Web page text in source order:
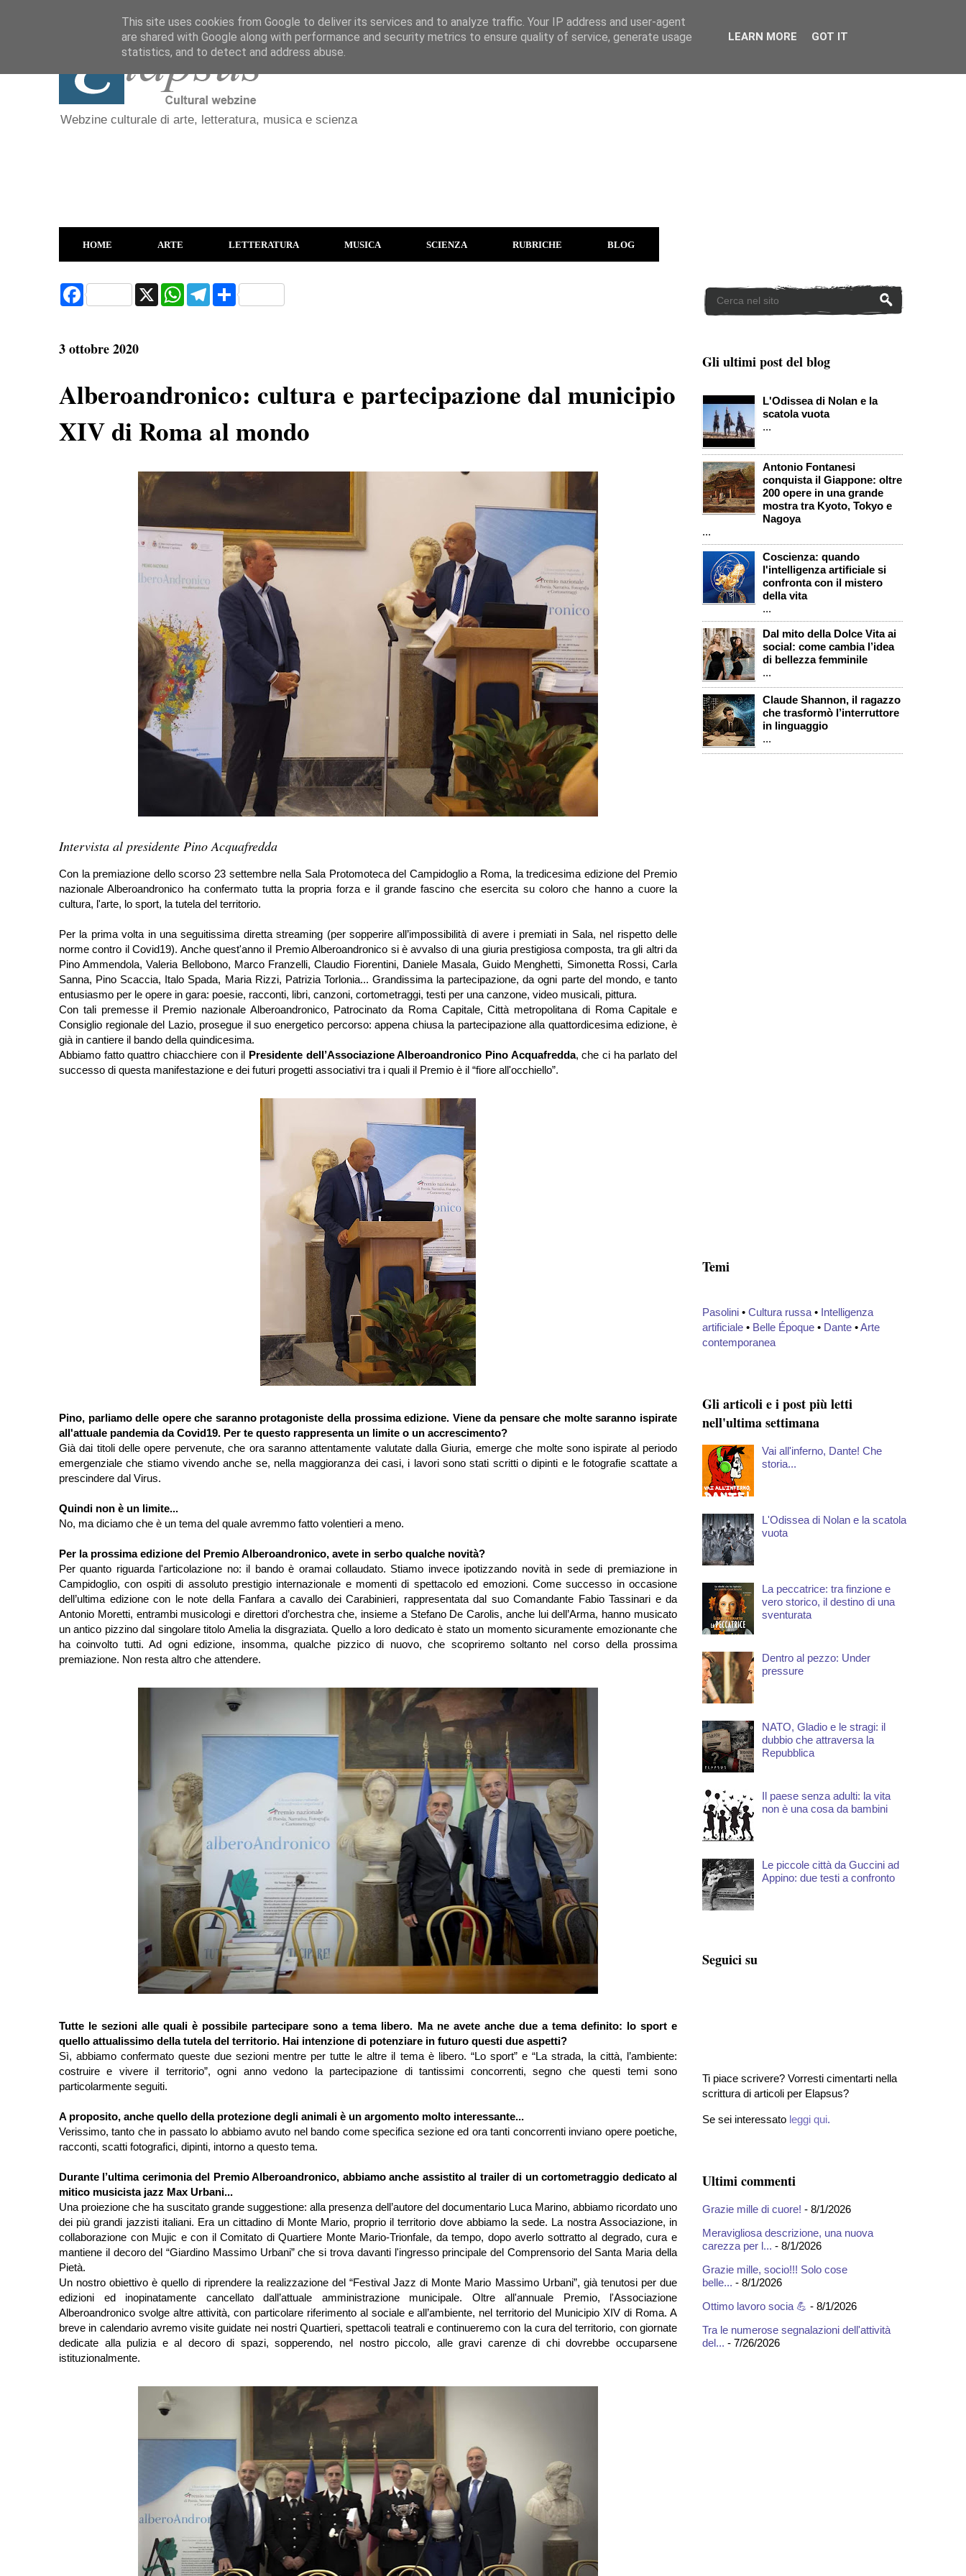
Webzine culturale di arte, letteratura, musica e scienza
HOME ARTE LETTERATURA MUSICA SCIENZA RUBRICHE BLOG
F
a
o
o
X
W
T
S
h
3 ottobre 2020
Alberoandronico: cultura e partecipazione dal municipio
XIV di Roma al mondo
Intervista al presidente Pino Acquafredda
Con la premiazione dello scorso 23 settembre nella Sala Protomoteca del Campidoglio a Roma, la tredicesima edizione del Premio
nazionale Alberoandronico ha confermato tutta la propria forza e il grande fascino che esercita su coloro che hanno a cuore la
cultura, l'arte, lo sport, la tutela del territorio.
Per la prima volta in una seguitissima diretta streaming (per sopperire all’impossibilità di avere i premiati in Sala, nel rispetto delle
norme contro il Covid19). Anche quest'anno il Premio Alberoandronico si è avvalso di una giuria prestigiosa composta, tra gli altri da
Pino Ammendola, Valeria Bellobono, Marco Franzelli, Claudio Fiorentini, Daniele Masala, Guido Menghetti, Simonetta Rossi, Carla
Sanna, Pino Scaccia, Italo Spada, Maria Rizzi, Patrizia Torlonia... Grandissima la partecipazione, da ogni parte del mondo, e tanto
entusiasmo per le opere in gara: poesie, racconti, libri, canzoni, cortometraggi, testi per una canzone, video musicali, pittura.
Con tali premesse il Premio nazionale Alberoandronico, Patrocinato da Roma Capitale, Città metropolitana di Roma Capitale e
Consiglio regionale del Lazio, prosegue il suo energetico percorso: appena chiusa la partecipazione alla quattordicesima edizione, è
già in cantiere il bando della quindicesima.
Abbiamo fatto quattro chiacchiere con il Presidente dell’Associazione Alberoandronico Pino Acquafredda, che ci ha parlato del
successo di questa manifestazione e dei futuri progetti associativi tra i quali il Premio è il “fiore all'occhiello”.
Pino, parliamo delle opere che saranno protagoniste della prossima edizione. Viene da pensare che molte saranno ispirate
all'attuale pandemia da Covid19. Per te questo rappresenta un limite o un accrescimento?
Già dai titoli delle opere pervenute, che ora saranno attentamente valutate dalla Giuria, emerge che molte sono ispirate al periodo
emergenziale che stiamo vivendo anche se, nella maggioranza dei casi, i lavori sono stati scritti o dipinti e le fotografie scattate a
prescindere dal Virus.
Quindi non è un limite...
No, ma diciamo che è un tema del quale avremmo fatto volentieri a meno.
Per la prossima edizione del Premio Alberoandronico, avete in serbo qualche novità?
Per quanto riguarda l'articolazione no: il bando è oramai collaudato. Stiamo invece ipotizzando novità in sede di premiazione in
Campidoglio, con ospiti di assoluto prestigio internazionale e momenti di spettacolo ed emozioni. Come successo in occasione
dell’ultima edizione con le note della Fanfara a cavallo dei Carabinieri, rappresentata dal suo Comandante Fabio Tassinari e da
Antonio Moretti, entrambi musicologi e direttori d’orchestra che, insieme a Stefano De Carolis, anche lui dell’Arma, hanno musicato
un antico pizzino dal singolare titolo Amelia la disgraziata. Quello a loro dedicato è stato un momento sicuramente emozionante che
ha coinvolto tutti. Ad ogni edizione, insomma, qualche pizzico di nuovo, che scopriremo soltanto nel corso della prossima
premiazione. Non resta altro che attendere.
Tutte le sezioni alle quali è possibile partecipare sono a tema libero. Ma ne avete anche due a tema definito: lo sport e
quello attualissimo della tutela del territorio. Hai intenzione di potenziare in futuro questi due aspetti?
Sì, abbiamo confermato queste due sezioni mentre per tutte le altre il tema è libero. “Lo sport” e “La strada, la città, l’ambiente:
costruire e vivere il territorio”, ogni anno vedono la partecipazione di tantissimi concorrenti, segno che questi temi sono
particolarmente seguiti.
A proposito, anche quello della protezione degli animali è un argomento molto interessante...
Verissimo, tanto che in passato lo abbiamo avuto nel bando come specifica sezione ed ora tanti concorrenti inviano opere poetiche,
racconti, scatti fotografici, dipinti, intorno a questo tema.
Durante l’ultima cerimonia del Premio Alberoandronico, abbiamo anche assistito al trailer di un cortometraggio dedicato al
mitico musicista jazz Max Urbani...
Una proiezione che ha suscitato grande suggestione: alla presenza dell’autore del documentario Luca Marino, abbiamo ricordato uno
dei più grandi jazzisti italiani. Era un cittadino di Monte Mario, proprio il territorio dove abbiamo la sede. La nostra Associazione, in
collaborazione con Mujic e con il Comitato di Quartiere Monte Mario-Trionfale, da tempo, dopo averlo sottratto al degrado, cura e
mantiene il decoro del “Giardino Massimo Urbani” che si trova davanti l'ingresso principale del Comprensorio del Santa Maria della
Pietà.
Un nostro obiettivo è quello di riprendere la realizzazione del “Festival Jazz di Monte Mario Massimo Urbani”, già tenutosi per due
edizioni ed inopinatamente cancellato dall’attuale amministrazione municipale. Oltre all'annuale Premio, l'Associazione
Alberoandronico svolge altre attività, con particolare riferimento al sociale e all’ambiente, nel territorio del Municipio XIV di Roma. A
breve in calendario avremo visite guidate nei nostri Quartieri, spettacoli teatrali e continueremo con la cura del territorio, con giornate
dedicate alla pulizia e al decoro di spazi, sopperendo, nel nostro piccolo, alle gravi carenze di chi dovrebbe occuparsene
istituzionalmente.
Gli ultimi post del blog
L'Odissea di Nolan e la
scatola vuota
...
Antonio Fontanesi
conquista il Giappone: oltre
200 opere in una grande
mostra tra Kyoto, Tokyo e
Nagoya
...
Coscienza: quando
l'intelligenza artificiale si
confronta con il mistero
della vita
...
Dal mito della Dolce Vita ai
social: come cambia l’idea
di bellezza femminile
...
Claude Shannon, il ragazzo
che trasformò l’interruttore
in linguaggio
...
Temi
Pasolini • Cultura russa • Intelligenza
artificiale • Belle Époque • Dante •Arte
contemporanea
Gli articoli e i post più letti
nell'ultima settimana
Vai all'inferno, Dante! Che
storia...
L'Odissea di Nolan e la scatola
vuota
La peccatrice: tra finzione e
vero storico, il destino di una
sventurata
Dentro al pezzo: Under
pressure
NATO, Gladio e le stragi: il
dubbio che attraversa la
Repubblica
Il paese senza adulti: la vita
non è una cosa da bambini
Le piccole città da Guccini ad
Appino: due testi a confronto
Seguici su
Ti piace scrivere? Vorresti cimentarti nella
scrittura di articoli per Elapsus?
Se sei interessato leggi qui.
Ultimi commenti
Grazie mille di cuore! - 8/1/2026
Meravigliosa descrizione, una nuova
carezza per l... - 8/1/2026
Grazie mille, socio!!! Solo cose
belle... - 8/1/2026
Ottimo lavoro socia 💪 - 8/1/2026
Tra le numerose segnalazioni dell'attività
del... - 7/26/2026
This site uses cookies from Google to deliver its services and to analyze traffic. Your IP address and user-agent
are shared with Google along with performance and security metrics to ensure quality of service, generate usage
statistics, and to detect and address abuse.
LEARN MORE GOT IT